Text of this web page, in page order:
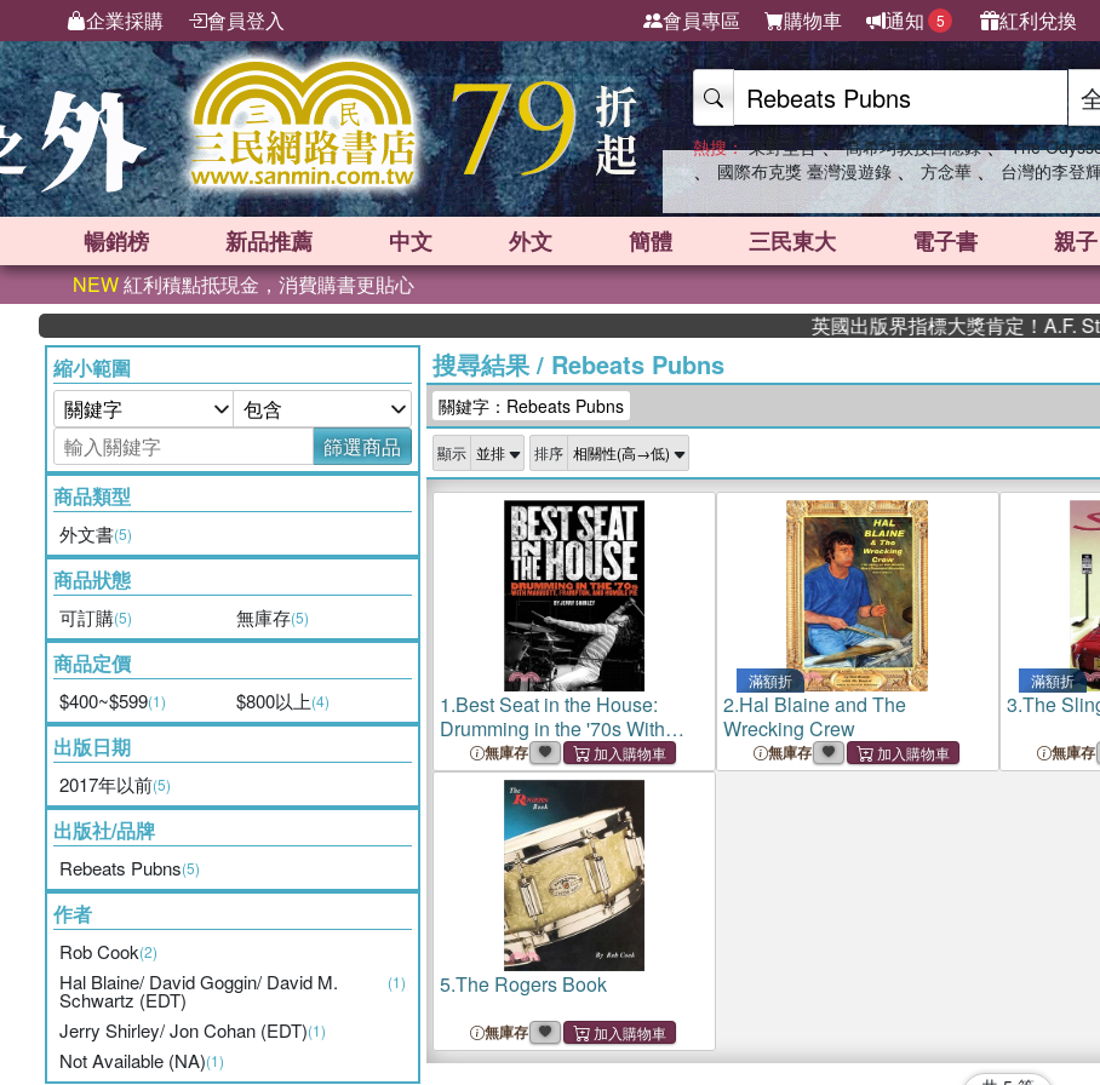
企業採購 會員登入 會員專區 購物車 通知 5 紅利兌換
熱搜： 東野圭吾 、 高希均教授回憶錄 、 The
、 國際布克獎 臺灣漫遊錄 、 方念華 、 台灣的李登
暢銷榜 新品推薦 中文 外文 簡體 三民東大 電子書 親子
NEW紅利積點抵現金，消費購書更貼心
英國出版界指標大獎肯定！A.F.
縮小範圍
篩選商品
商品類型
外文書(5)
商品狀態
可訂購(5) 無庫存(5)
商品定價
$400~$599(1) $800以上(4)
出版日期
2017年以前(5)
出版社/品牌
Rebeats Pubns(5)
作者
Rob Cook(2)
Hal Blaine/ David Goggin/ David M.
Schwartz (EDT)
(1)
Jerry Shirley/ Jon Cohan (EDT)(1)
Not Available (NA)(1)
搜尋結果/ Rebeats Pubns
關鍵字：Rebeats Pubns
顯示 排序
1.Best Seat in the House:
Drumming in the '70s With
Marriott, Frampton, and
Humble Pie
無庫存
滿額折
2.Hal Blaine and The
Wrecking Crew
無庫存
滿額折
3.The
無庫存
5.The Rogers Book
無庫存